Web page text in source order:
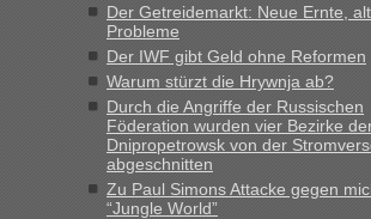
Der Getreidemarkt: Neue Ernte,
Probleme
Der IWF gibt Geld ohne Reformen
Warum stürzt die Hrywnja ab?
Durch die Angriffe der Russischen
Föderation wurden vier Bezirke
Dnipropetrowsk von der
abgeschnitten
Zu Paul Simons Attacke gegen
“Jungle World”